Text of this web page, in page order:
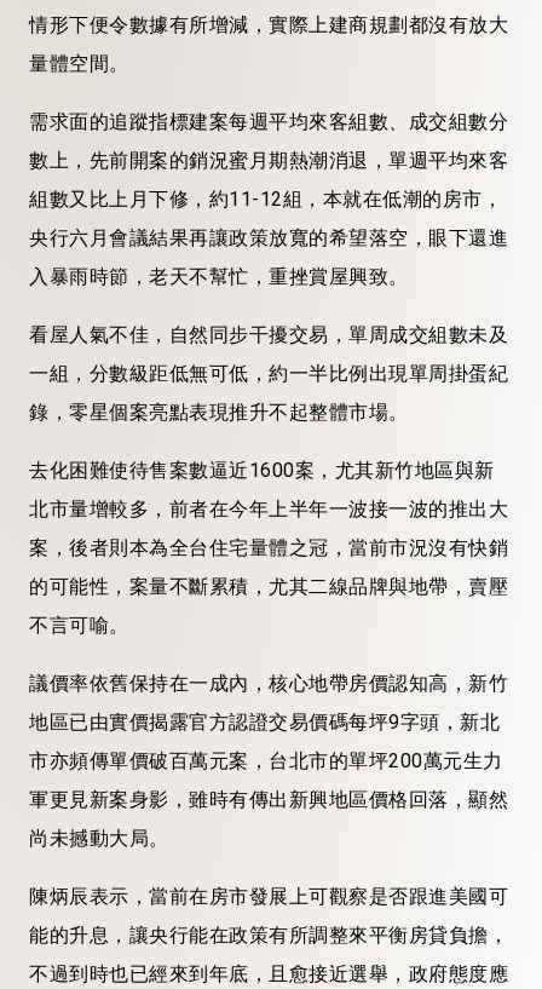
情形下便令數據有所增減，實際上建商規劃都沒有放大
量體空間。
需求面的追蹤指標建案每週平均來客組數、成交組數分
數上，先前開案的銷況蜜月期熱潮消退，單週平均來客
組數又比上月下修，約11-12組，本就在低潮的房市，
央行六月會議結果再讓政策放寬的希望落空，眼下還進
入暴雨時節，老天不幫忙，重挫賞屋興致。
看屋人氣不佳，自然同步干擾交易，單周成交組數未及
一組，分數級距低無可低，約一半比例出現單周掛蛋紀
錄，零星個案亮點表現推升不起整體市場。
去化困難使待售案數逼近1600案，尤其新竹地區與新
北市量增較多，前者在今年上半年一波接一波的推出大
案，後者則本為全台住宅量體之冠，當前市況沒有快銷
的可能性，案量不斷累積，尤其二線品牌與地帶，賣壓
不言可喻。
議價率依舊保持在一成內，核心地帶房價認知高，新竹
地區已由實價揭露官方認證交易價碼每坪9字頭，新北
市亦頻傳單價破百萬元案，台北市的單坪200萬元生力
軍更見新案身影，雖時有傳出新興地區價格回落，顯然
尚未撼動大局。
陳炳辰表示，當前在房市發展上可觀察是否跟進美國可
能的升息，讓央行能在政策有所調整來平衡房貸負擔，
不過到時也已經來到年底，且愈接近選舉，政府態度應